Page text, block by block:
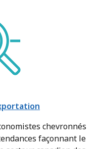
chevronnés
façonnant le